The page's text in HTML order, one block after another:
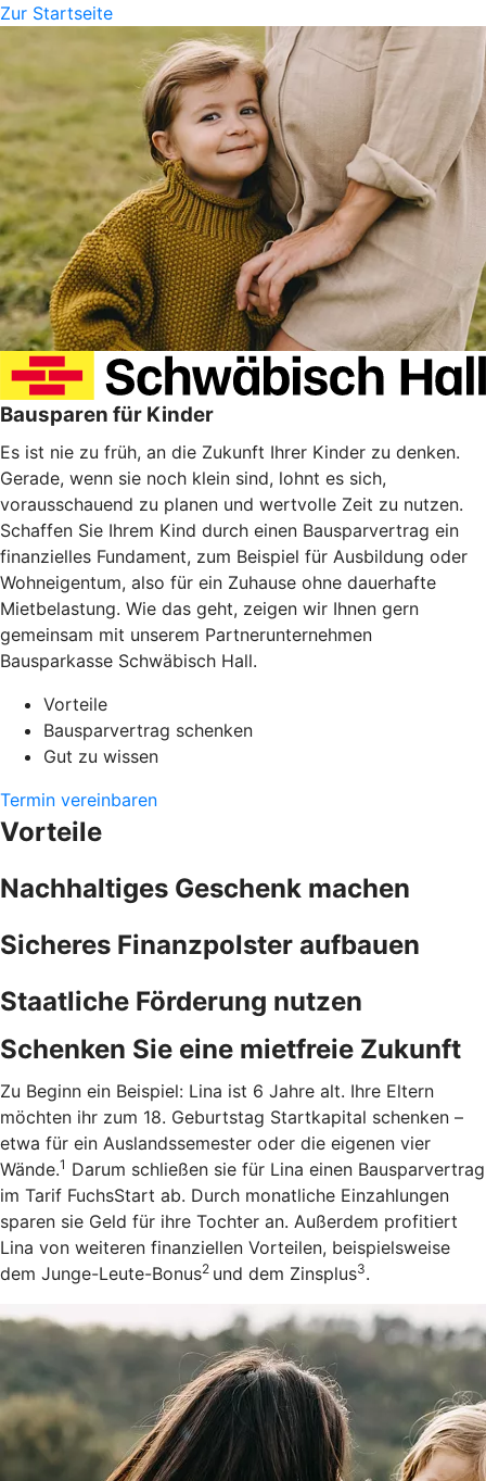
Zur Startseite
Bausparen für Kinder
Es ist nie zu früh, an die Zukunft Ihrer Kinder zu denken.
Gerade, wenn sie noch klein sind, lohnt es sich,
vorausschauend zu planen und wertvolle Zeit zu nutzen.
Schaffen Sie Ihrem Kind durch einen Bausparvertrag ein
finanzielles Fundament, zum Beispiel für Ausbildung oder
Wohneigentum, also für ein Zuhause ohne dauerhafte
Mietbelastung. Wie das geht, zeigen wir Ihnen gern
gemeinsam mit unserem Partnerunternehmen
Bausparkasse Schwäbisch Hall.
Vorteile
Bausparvertrag schenken
Gut zu wissen
Termin vereinbaren
Vorteile
Nachhaltiges Geschenk machen
Sicheres Finanzpolster aufbauen
Staatliche Förderung nutzen
Schenken Sie eine mietfreie Zukunft
Zu Beginn ein Beispiel: Lina ist 6 Jahre alt. Ihre Eltern
möchten ihr zum 18. Geburtstag Startkapital schenken –
etwa für ein Auslandssemester oder die eigenen vier
Wände.1 Darum schließen sie für Lina einen Bausparvertrag
im Tarif FuchsStart ab. Durch monatliche Einzahlungen
sparen sie Geld für ihre Tochter an. Außerdem profitiert
Lina von weiteren finanziellen Vorteilen, beispielsweise
dem Junge-Leute-Bonus2 und dem Zinsplus3.